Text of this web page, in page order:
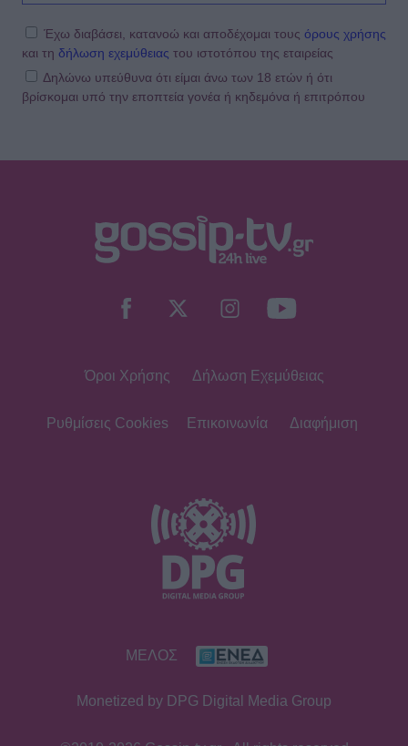
Έχω διαβάσει, κατανοώ και αποδέχομαι τους όρους χρήσης
και τη δήλωση εχεμύθειας του ιστοτόπου της εταιρείας
Δηλώνω υπεύθυνα ότι είμαι άνω των 18 ετών ή ότι
βρίσκομαι υπό την εποπτεία γονέα ή κηδεμόνα ή επιτρόπου
Όροι Χρήσης Δήλωση Εχεμύθειας
Ρυθμίσεις Cookies Επικοινωνία Διαφήμιση
ΜΕΛΟΣ
Monetized by DPG Digital Media Group